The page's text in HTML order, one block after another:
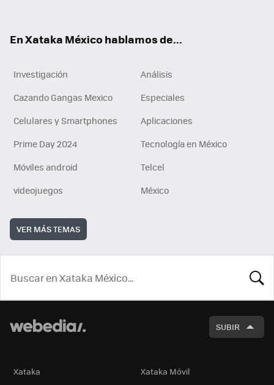
En Xataka México hablamos de...
Investigación
Análisis
Cazando Gangas Mexico
Especiales
Celulares y Smartphones
Aplicaciones
Prime Day 2024
Tecnología en México
Móviles android
Telcel
videojuegos
México
VER MÁS TEMAS
SUBIR
Xataka Xataka Móvil